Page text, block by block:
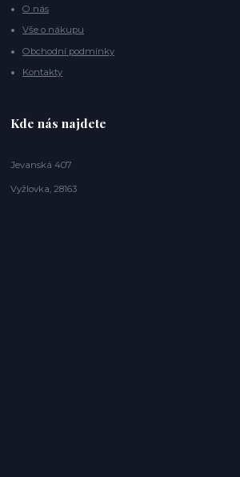
O nás
Vše o nákupu
Obchodní podmínky
Kontakty
Kde nás najdete
Jevanská 407
Vyžlovka, 28163